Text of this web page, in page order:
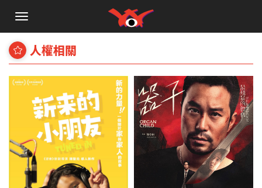
手
選
單
人權相關